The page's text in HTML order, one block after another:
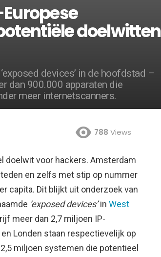
doelwitten
devices’ in de hoofdstad –
dan 900.000 apparaten die
meer internetscanners.
788 Views
doelwit voor hackers. Amsterdam
en zelfs met stip op nummer
capita. Dit blijkt uit onderzoek van
‘exposed devices’in West
meer dan 2,7 miljoen IP-
Londen staan respectievelijk op
miljoen systemen die potentieel